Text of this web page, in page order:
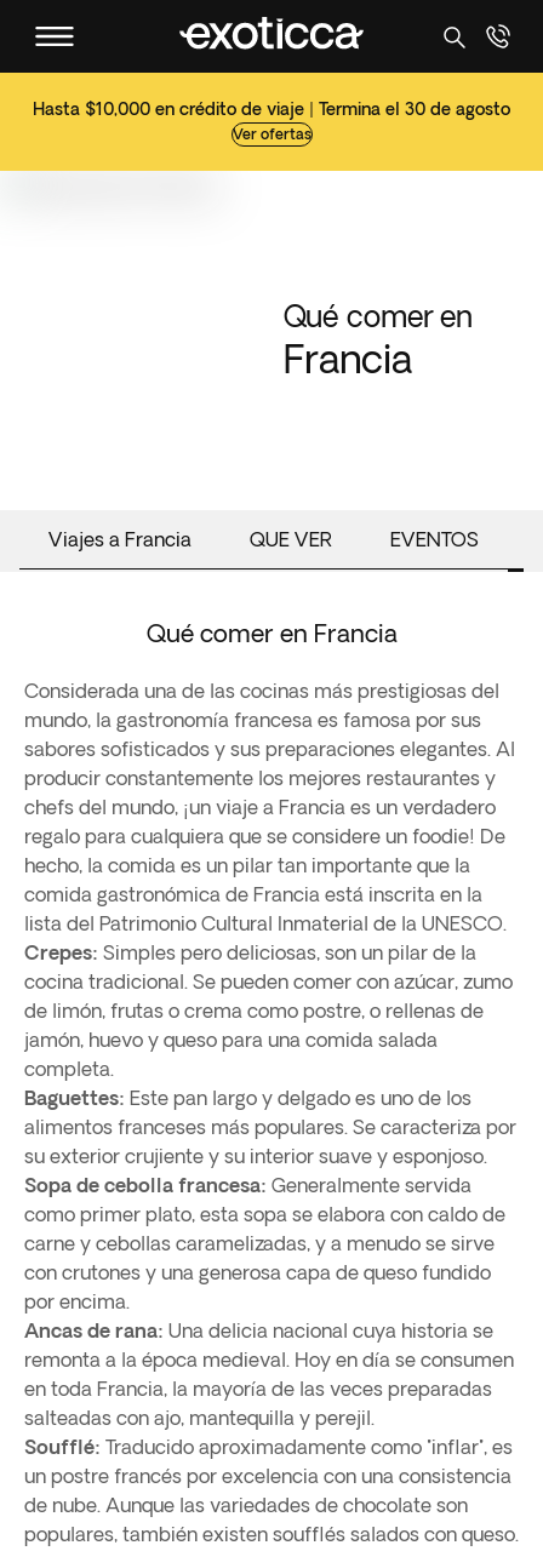
Hasta $10,000 en crédito de viaje | Termina el 30 de agosto
Ver ofertas
Qué comer en
Francia
Viajes a Francia QUE VER EVENTOS
Qué comer en Francia
Considerada una de las cocinas más prestigiosas del
mundo, la gastronomía francesa es famosa por sus
sabores sofisticados y sus preparaciones elegantes. Al
producir constantemente los mejores restaurantes y
chefs del mundo, ¡un viaje a Francia es un verdadero
regalo para cualquiera que se considere un foodie! De
hecho, la comida es un pilar tan importante que la
comida gastronómica de Francia está inscrita en la
lista del Patrimonio Cultural Inmaterial de la UNESCO.
Crepes: Simples pero deliciosas, son un pilar de la
cocina tradicional. Se pueden comer con azúcar, zumo
de limón, frutas o crema como postre, o rellenas de
jamón, huevo y queso para una comida salada
completa.
Baguettes: Este pan largo y delgado es uno de los
alimentos franceses más populares. Se caracteriza por
su exterior crujiente y su interior suave y esponjoso.
Sopa de cebolla francesa: Generalmente servida
como primer plato, esta sopa se elabora con caldo de
carne y cebollas caramelizadas, y a menudo se sirve
con crutones y una generosa capa de queso fundido
por encima.
Ancas de rana: Una delicia nacional cuya historia se
remonta a la época medieval. Hoy en día se consumen
en toda Francia, la mayoría de las veces preparadas
salteadas con ajo, mantequilla y perejil.
Soufflé: Traducido aproximadamente como "inflar", es
un postre francés por excelencia con una consistencia
de nube. Aunque las variedades de chocolate son
populares, también existen soufflés salados con queso.